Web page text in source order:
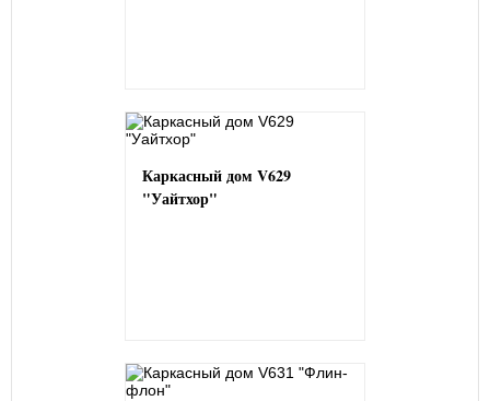
Каркасный дом V629
"Уайтхор"